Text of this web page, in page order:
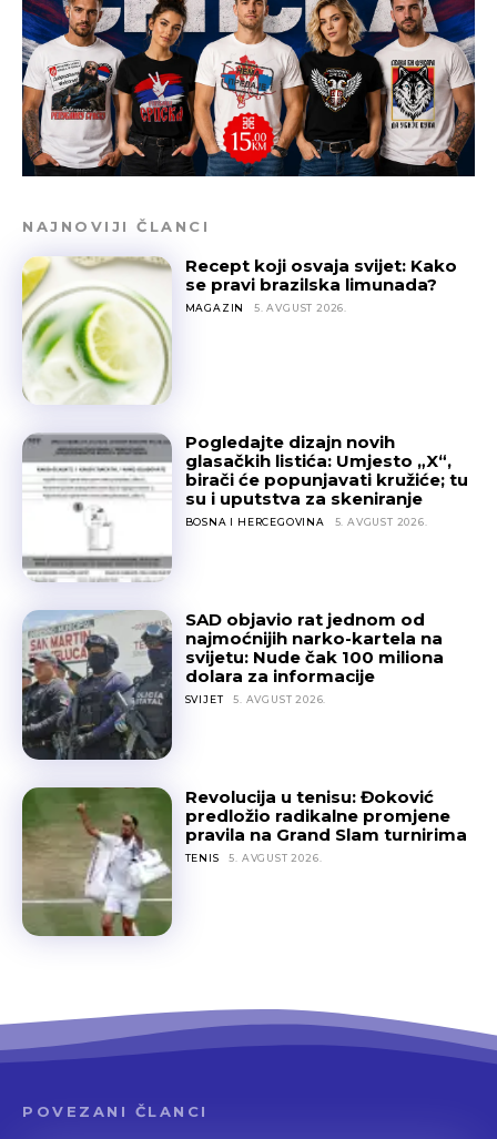
NAJNOVIJI ČLANCI
Recept koji osvaja svijet: Kako
se pravi brazilska limunada?
MAGAZIN 5. AVGUST 2026.
Pogledajte dizajn novih
glasačkih listića: Umjesto „X“,
birači će popunjavati kružiće; tu
su i uputstva za skeniranje
BOSNA I HERCEGOVINA 5. AVGUST 2026.
SAD objavio rat jednom od
najmoćnijih narko-kartela na
svijetu: Nude čak 100 miliona
dolara za informacije
SVIJET 5. AVGUST 2026.
Revolucija u tenisu: Đoković
predložio radikalne promjene
pravila na Grand Slam turnirima
TENIS 5. AVGUST 2026.
POVEZANI ČLANCI